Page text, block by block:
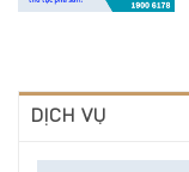
DỊCH VỤ